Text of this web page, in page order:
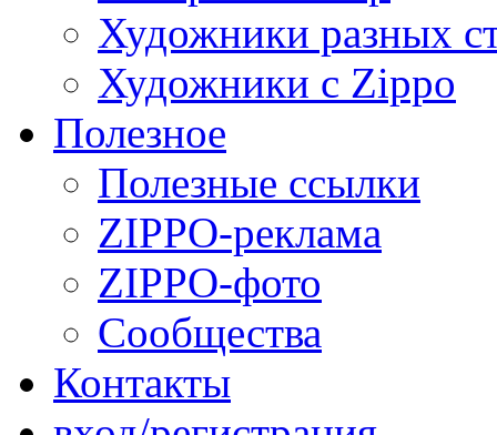
Художники разных
Художники с Zippo
Полезное
Полезные ссылки
ZIPPO-реклама
ZIPPO-фото
Сообщества
Контакты